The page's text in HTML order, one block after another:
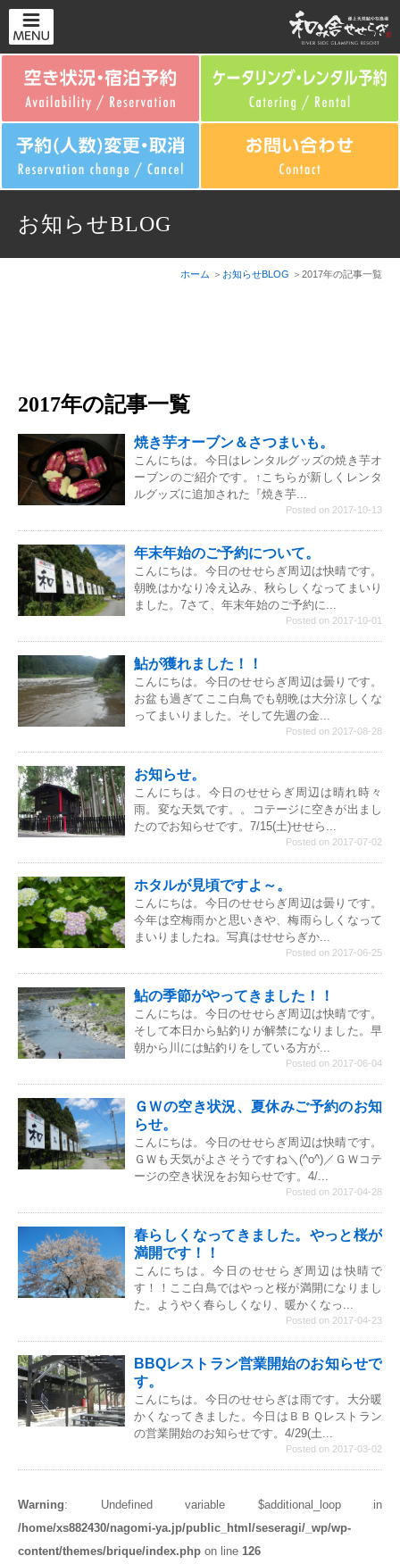
お知らせBLOG
ホーム お知らせBLOG 2017年の記事一覧
2017年の記事一覧
焼き芋オーブン＆さつまいも。
こんにちは。今日はレンタルグッズの焼き芋オ
ーブンのご紹介です。↑こちらが新しくレンタ
ルグッズに追加された『焼き芋...
Posted on 2017-10-13
年末年始のご予約について。
こんにちは。今日のせせらぎ周辺は快晴です。
朝晩はかなり冷え込み、秋らしくなってまいり
ました。7さて、年末年始のご予約に...
Posted on 2017-10-01
鮎が獲れました！！
こんにちは。今日のせせらぎ周辺は曇りです。
お盆も過ぎてここ白鳥でも朝晩は大分涼しくな
ってまいりました。そして先週の金...
Posted on 2017-08-28
お知らせ。
こんにちは。今日のせせらぎ周辺は晴れ時々
雨。変な天気です。。コテージに空きが出まし
たのでお知らせです。7/15(土)せせら...
Posted on 2017-07-02
ホタルが見頃ですよ～。
こんにちは。今日のせせらぎ周辺は曇りです。
今年は空梅雨かと思いきや、梅雨らしくなって
まいりましたね。写真はせせらぎか...
Posted on 2017-06-25
鮎の季節がやってきました！！
こんにちは。今日のせせらぎ周辺は快晴です。
そして本日から鮎釣りが解禁になりました。早
朝から川には鮎釣りをしている方が...
Posted on 2017-06-04
ＧＷの空き状況、夏休みご予約のお知
らせ。
こんにちは。今日のせせらぎ周辺は快晴です。
ＧＷも天気がよさそうですね＼(^o^)／ＧＷコテ
ージの空き状況をお知らせです。4/...
Posted on 2017-04-28
春らしくなってきました。やっと桜が
満開です！！
こんにちは。今日のせせらぎ周辺は快晴で
す！！ここ白鳥ではやっと桜が満開になりまし
た。ようやく春らしくなり、暖かくなっ...
Posted on 2017-04-23
BBQレストラン営業開始のお知らせで
す。
こんにちは。今日のせせらぎは雨です。大分暖
かくなってきました。今日はＢＢＱレストラン
の営業開始のお知らせです。4/29(土...
Posted on 2017-03-02
Warning: Undefined variable $additional_loop in
/home/xs882430/nagomi-ya.jp/public_html/seseragi/_wp/wp-
content/themes/brique/index.php on line 126